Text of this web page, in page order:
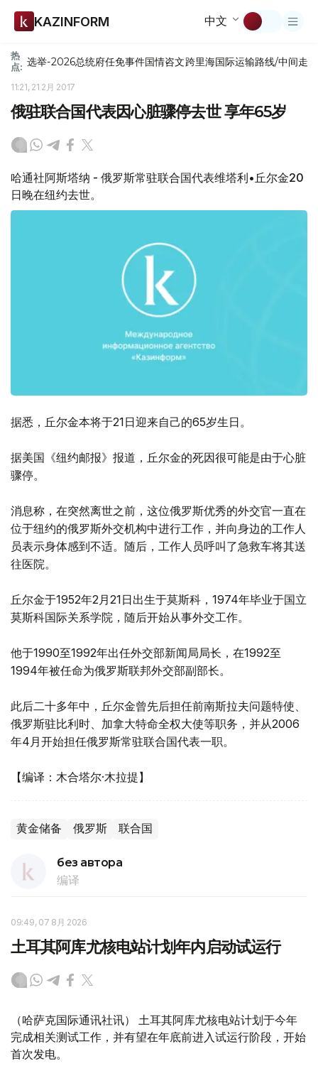
KAZINFORM 中文
热
点: 选举-2026总统府任免事件国情咨文跨里海国际运输路线/中间走廊
11:21, 21 2月 2017
俄驻联合国代表因心脏骤停去世 享年65岁
哈通社阿斯塔纳 - 俄罗斯常驻联合国代表维塔利•丘尔金20
日晚在纽约去世。
据悉，丘尔金本将于21日迎来自己的65岁生日。
据美国《纽约邮报》报道，丘尔金的死因很可能是由于心脏
骤停。
消息称，在突然离世之前，这位俄罗斯优秀的外交官一直在
位于纽约的俄罗斯外交机构中进行工作，并向身边的工作人
员表示身体感到不适。随后，工作人员呼叫了急救车将其送
往医院。
丘尔金于1952年2月21日出生于莫斯科，1974年毕业于国立
莫斯科国际关系学院，随后开始从事外交工作。
他于1990至1992年出任外交部新闻局局长，在1992至
1994年被任命为俄罗斯联邦外交部副部长。
此后二十多年中，丘尔金曾先后担任前南斯拉夫问题特使、
俄罗斯驻比利时、加拿大特命全权大使等职务，并从2006
年4月开始担任俄罗斯常驻联合国代表一职。
【编译：木合塔尔·木拉提】
黄金储备 俄罗斯 联合国
без автора
编译
09:49, 07 8月 2026
土耳其阿库尤核电站计划年内启动试运行
（哈萨克国际通讯社讯） 土耳其阿库尤核电站计划于今年
完成相关测试工作，并有望在年底前进入试运行阶段，开始
首次发电。